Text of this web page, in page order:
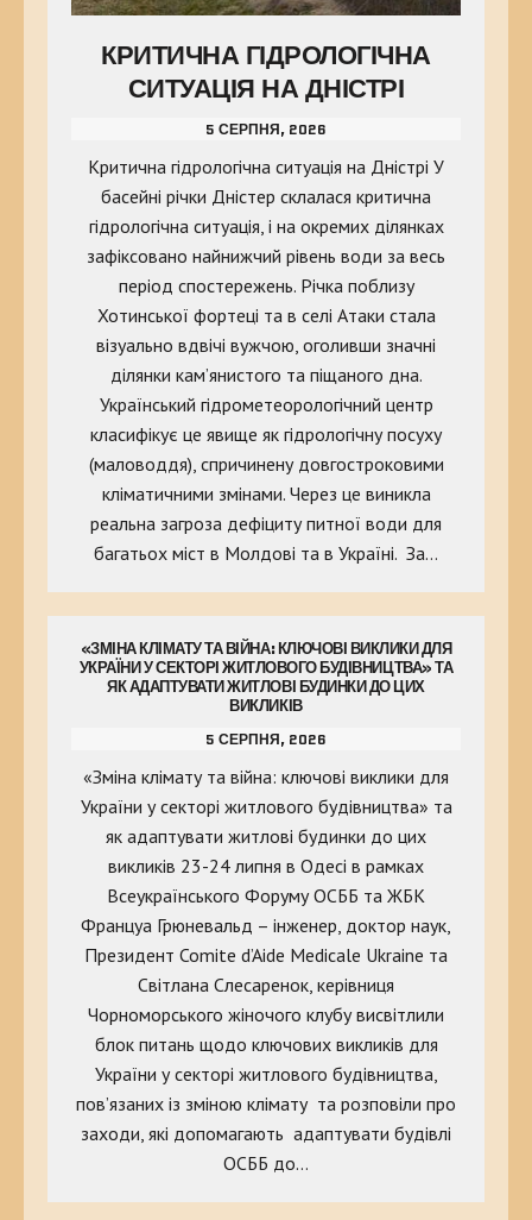
КРИТИЧНА ГІДРОЛОГІЧНА
СИТУАЦІЯ НА ДНІСТРІ
5 СЕРПНЯ, 2026
Критична гідрологічна ситуація на Дністрі У
басейні річки Дністер склалася критична
гідрологічна ситуація, і на окремих ділянках
зафіксовано найнижчий рівень води за весь
період спостережень. Річка поблизу
Хотинської фортеці та в селі Атаки стала
візуально вдвічі вужчою, оголивши значні
ділянки кам’янистого та піщаного дна.
Український гідрометеорологічний центр
класифікує це явище як гідрологічну посуху
(маловоддя), спричинену довгостроковими
кліматичними змінами. Через це виникла
реальна загроза дефіциту питної води для
багатьох міст в Молдові та в Україні. За…
«ЗМІНА КЛІМАТУ ТА ВІЙНА: КЛЮЧОВІ ВИКЛИКИ ДЛЯ
УКРАЇНИ У СЕКТОРІ ЖИТЛОВОГО БУДІВНИЦТВА» ТА
ЯК АДАПТУВАТИ ЖИТЛОВІ БУДИНКИ ДО ЦИХ
ВИКЛИКІВ
5 СЕРПНЯ, 2026
«Зміна клімату та війна: ключові виклики для
України у секторі житлового будівництва» та
як адаптувати житлові будинки до цих
викликів 23-24 липня в Одесі в рамках
Всеукраїнського Форуму ОСББ та ЖБК
Француа Грюневальд – інженер, доктор наук,
Президент Comite d’Aide Medicale Ukraine та
Світлана Слесаренок, керівниця
Чорноморського жіночого клубу висвітлили
блок питань щодо ключових викликів для
України у секторі житлового будівництва,
пов’язаних із зміною клімату та розповіли про
заходи, які допомагають адаптувати будівлі
ОСББ до…